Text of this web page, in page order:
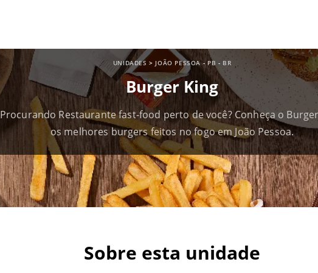
UNIDADES >JOÃO PESSOA- PB - BR
Burger King
Procurando Restaurante fast-food perto de você? Conheça o
os melhores burgers feitos no fogo em João Pessoa.
Sobre esta unidade